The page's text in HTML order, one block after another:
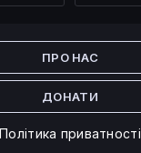
ПРО НАС
ДОНАТИ
Політика приватності